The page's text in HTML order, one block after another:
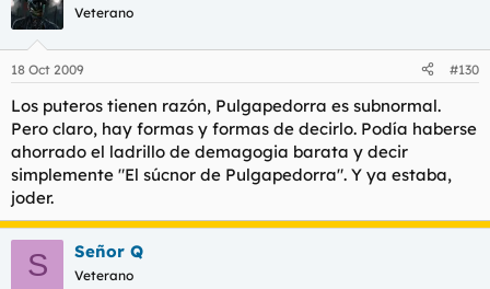
Veterano
18 Oct 2009 #130
Los puteros tienen razón, Pulgapedorra es subnormal.
Pero claro, hay formas y formas de decirlo. Podía haberse
ahorrado el ladrillo de demagogia barata y decir
simplemente "El súcnor de Pulgapedorra". Y ya estaba,
joder.
S Señor Q
Veterano